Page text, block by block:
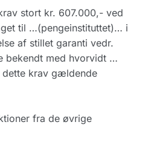
stort kr. 607.000,- ved
til …(pengeinstituttet)… i
af stillet garanti vedr.
bekendt med hvorvidt …
krav gældende
fra de øvrige